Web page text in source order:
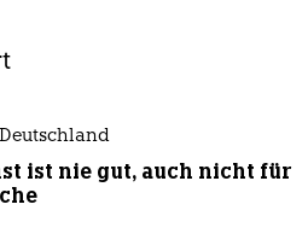
ist nie gut, auch nicht für